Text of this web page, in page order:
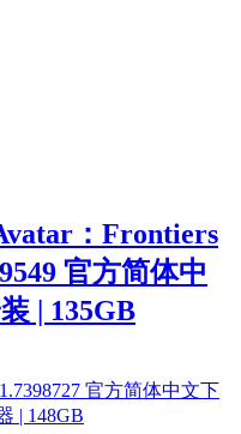
：Frontiers
官方简体中
| 135GB